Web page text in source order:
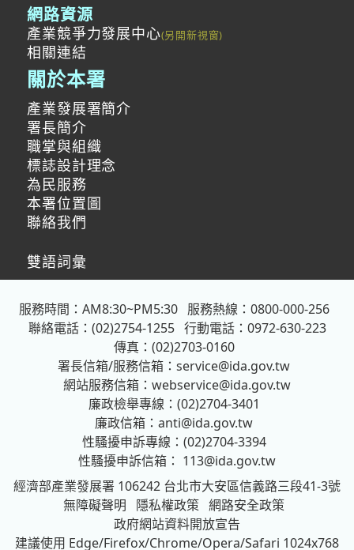
網路資源
產業競爭力發展中心
相關連結
關於本署
產業發展署簡介
署長簡介
職掌與組織
標誌設計理念
為民服務
本署位置圖
聯絡我們
雙語詞彙
服務時間：AM8:30~PM5:30
服務熱線：0800-000-256
聯絡電話：(02)2754-1255 行動電話：0972-630-223
傳真：(02)2703-0160
署長信箱/服務信箱： service@ida.gov.tw
網站服務信箱： webservice@ida.gov.tw
廉政檢舉專線：(02)2704-3401
廉政信箱： anti@ida.gov.tw
性騷擾申訴專線：(02)2704-3394
性騷擾申訴信箱： 113@ida.gov.tw
經濟部產業發展署 106242 台北市大安區信義路三段41-3號
無障礙聲明
隱私權政策 網路安全政策
政府網站資料開放宣告
建議使用 Edge/Firefox/Chrome/Opera/Safari 1024x768